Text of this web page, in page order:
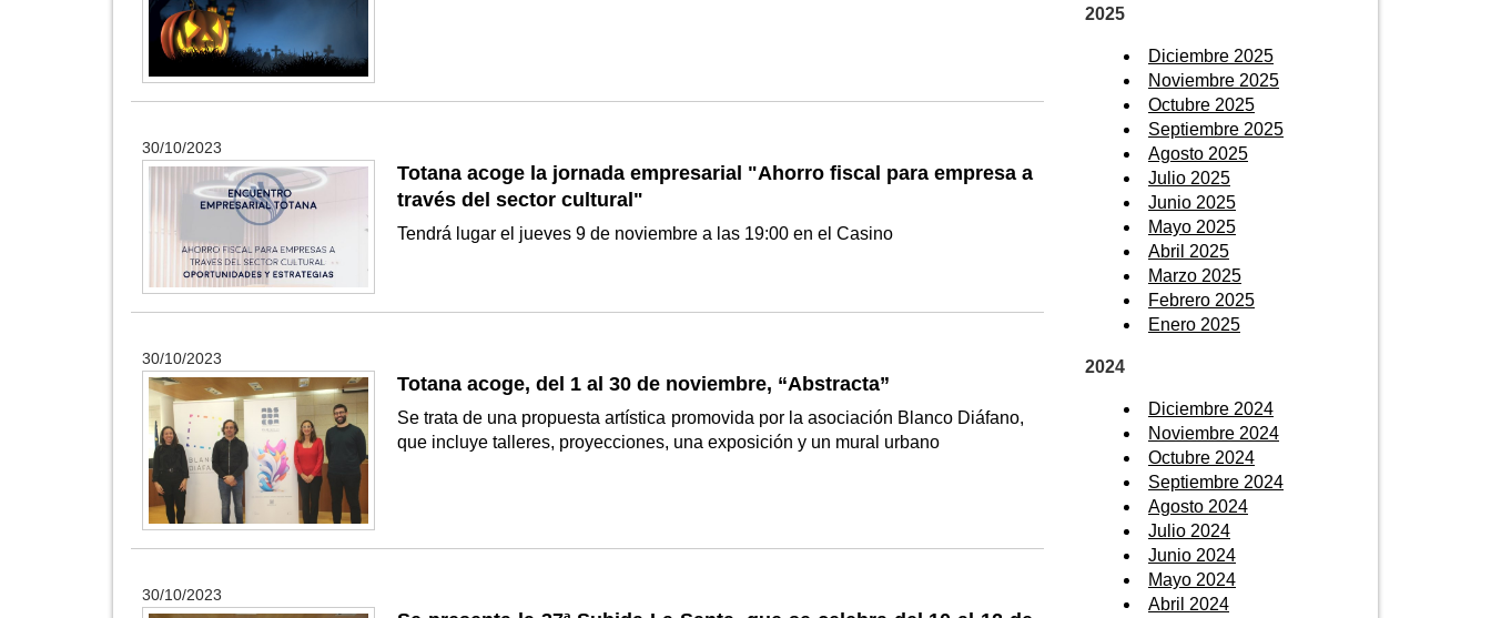
30/10/2023
Totana acoge la jornada empresarial "Ahorro fiscal para empresa a
través del sector cultural"
Tendrá lugar el jueves 9 de noviembre a las 19:00 en el Casino
30/10/2023
Totana acoge, del 1 al 30 de noviembre, “Abstracta”
Se trata de una propuesta artística promovida por la asociación Blanco Diáfano,
que incluye talleres, proyecciones, una exposición y un mural urbano
30/10/2023
2025
Diciembre 2025
Noviembre 2025
Octubre 2025
Septiembre 2025
Agosto 2025
Julio 2025
Junio 2025
Mayo 2025
Abril 2025
Marzo 2025
Febrero 2025
Enero 2025
2024
Diciembre 2024
Noviembre 2024
Octubre 2024
Septiembre 2024
Agosto 2024
Julio 2024
Junio 2024
Mayo 2024
Abril 2024